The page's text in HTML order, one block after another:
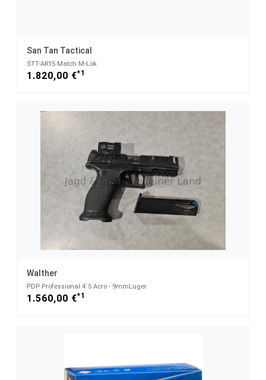
San Tan Tactical
STT-AR15 Match M-Lok
1.820,00 €*1
Walther
PDP Professional 4´5 Acro - 9mmLuger
1.560,00 €*1